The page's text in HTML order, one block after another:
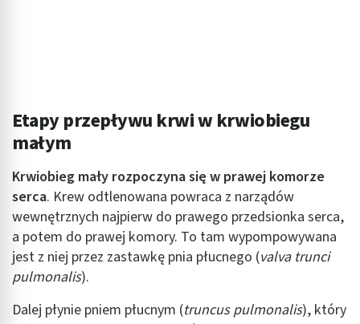
Etapy przepływu krwi w krwiobiegu
małym
Krwiobieg mały rozpoczyna się w prawej komorze
serca. Krew odtlenowana powraca z narządów
wewnętrznych najpierw do prawego przedsionka serca,
a potem do prawej komory. To tam wypompowywana
jest z niej przez zastawkę pnia płucnego (valva trunci
pulmonalis).
Dalej płynie pniem płucnym (truncus pulmonalis), który